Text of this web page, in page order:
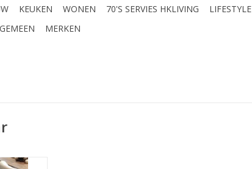
KEUKEN WONEN 70'S SERVIES HKLIVING LIFESTYLE
MERKEN
bank met